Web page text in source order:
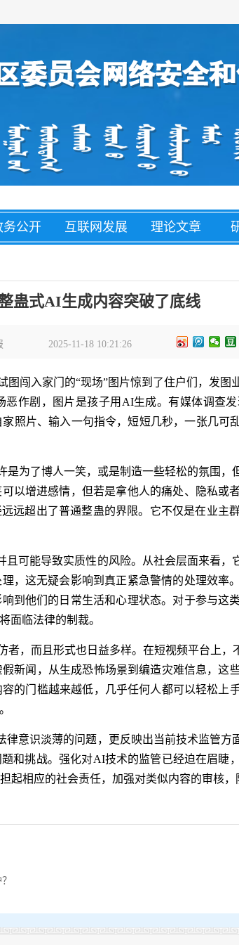
务公开 互联网发展 理论文章
骗
蛊式AI生成内容突破了底线
2025-11-18 10:21:26
闯入家门的“现场”图片惊到了住户们，发图
作剧，图片是孩子用AI生成。有媒体调查
照片、输入一句指令，短短几秒，一张几可
为了博人一笑，或是制造一些轻松的氛围
以增进感情，但若是拿他人的痛处、隐私或
远超出了普通整蛊的界限。它不仅是在业主
可能导致实质性的风险。从社会层面来看
，这无疑会影响到真正紧急警情的处理效率
到他们的日常生活和心理状态。对于参与这
面临法律的制裁。
，而且形式也日益多样。在短视频平台上，
新闻，从生成恐怖场景到编造灾难信息，这
的门槛越来越低，几乎任何人都可以轻松上
意识淡薄的问题，更反映出当前技术监管方
和挑战。强化对AI技术的监管已经迫在眉睫
相应的社会责任，加强对类似内容的审核，